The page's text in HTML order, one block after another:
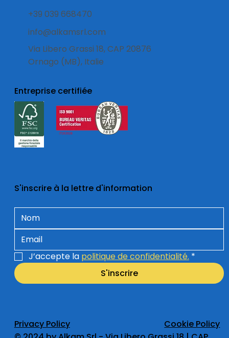
S'inscrire à la lettre d'information
J’accepte la politique de confidentialité. *
S'inscrire
Privacy Policy Cookie Policy
+39 039 668470
info@alkamsrl.com
Via Libero Grassi 18, CAP 20876
Ornago (MB), Italie
Entreprise certifiée